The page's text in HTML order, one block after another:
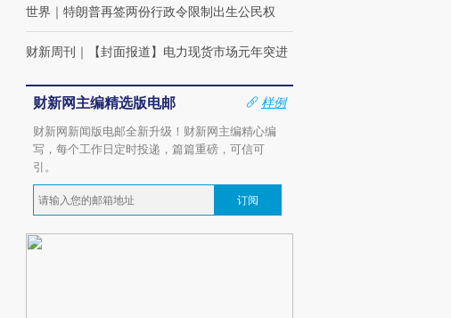
世界 ｜ 特朗普再签两份行政令限制出生公民权
财新周刊 ｜ 【封面报道】电力现货市场元年突进
财新网主编精选版电邮
样例
财新网新闻版电邮全新升级！财新网主编精心编
写，每个工作日定时投递，篇篇重磅，可信可
引。
订阅